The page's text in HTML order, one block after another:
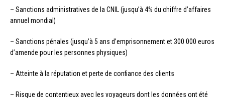
– Sanctions administratives de la CNIL (jusqu’à 4% du chiffre d’affaires
annuel mondial)
– Sanctions pénales (jusqu’à 5 ans d’emprisonnement et 300 000 euros
d’amende pour les personnes physiques)
– Atteinte à la réputation et perte de confiance des clients
– Risque de contentieux avec les voyageurs dont les données ont été